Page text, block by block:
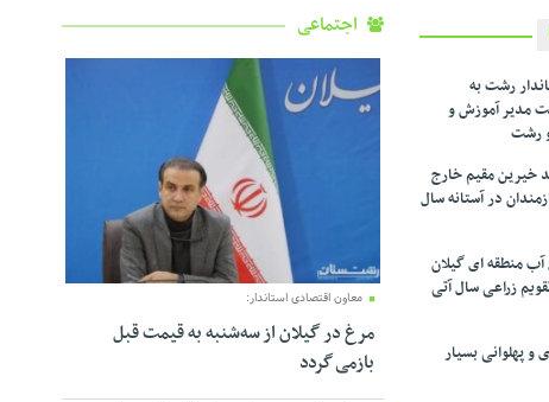
رشت به
مدیر آموزش و
رشت
خیرین مقیم خارج
در آستانه سال
آب منطقه ای گیلان
زراعی‌ سال آتی
و پهلوانی بسیار
اجتماعی
معاون اقتصادی استاندار:
مرغ در گیلان از سه‌شنبه به قیمت قبل
بازمی گردد